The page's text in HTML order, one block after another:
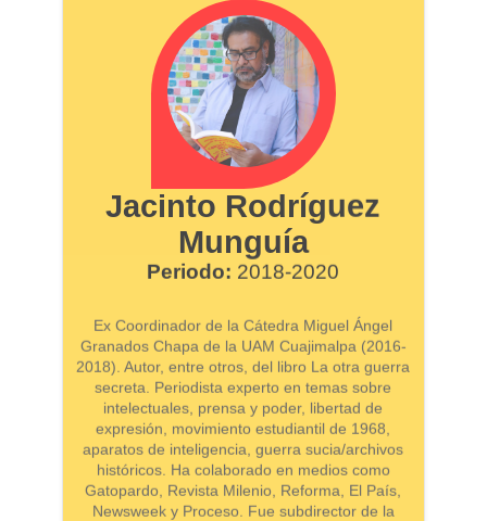
Jacinto Rodríguez
Munguía
Periodo: 2018-2020
Ex Coordinador de la Cátedra Miguel Ángel
Granados Chapa de la UAM Cuajimalpa (2016-
2018). Autor, entre otros, del libro La otra guerra
secreta. Periodista experto en temas sobre
intelectuales, prensa y poder, libertad de
expresión, movimiento estudiantil de 1968,
aparatos de inteligencia, guerra sucia/archivos
históricos. Ha colaborado en medios como
Gatopardo, Revista Milenio, Reforma, El País,
Newsweek y Proceso. Fue subdirector de la